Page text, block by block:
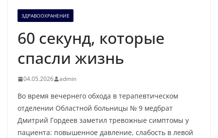
ЗДРАВООХРАНЕНИЕ
60 секунд, которые
спасли жизнь
04.05.2026 admin
Во время вечернего обхода в терапевтическом
отделении Областной больницы № 9 медбрат
Дмитрий Гордеев заметил тревожные симптомы у
пациента: повышенное давление, слабость в левой